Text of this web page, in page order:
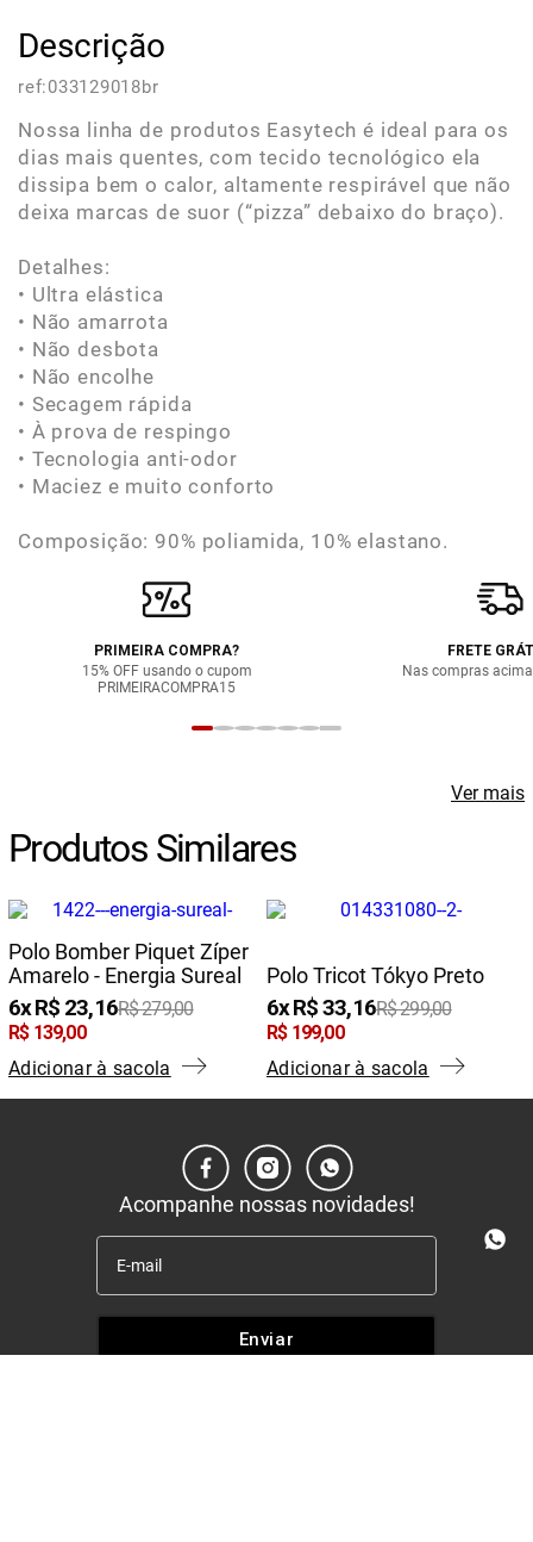
Descrição
ref:033129018br
Nossa linha de produtos Easytech é ideal para os
dias mais quentes, com tecido tecnológico ela
dissipa bem o calor, altamente respirável que não
deixa marcas de suor (“pizza” debaixo do braço).
Detalhes:
• Ultra elástica
• Não amarrota
• Não desbota
• Não encolhe
• Secagem rápida
• À prova de respingo
• Tecnologia anti-odor
• Maciez e muito conforto
Composição: 90% poliamida, 10% elastano.
PRIMEIRA COMPRA?
15% OFF usando o cupom
PRIMEIRACOMPRA15
FRETE
Nas compras
Produtos Similares
Polo Bomber Piquet Zíper
Amarelo - Energia Sureal
6 R$ 23,16R$279,00
R$ 139,00
Adicionar à sacola
Polo Tricot Tókyo Preto
6 R$33,16R$299,00
R$ 199,00
Adicionar à sacola
Ver mais
Acompanhe nossas novidades!
Enviar